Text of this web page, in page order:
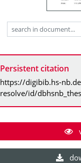
Persistent citation
https://digibib.hs-
resolve/id/